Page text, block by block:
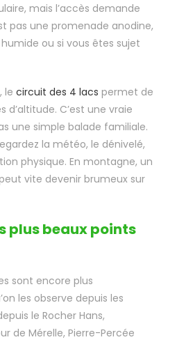
mais l’accès demande
pas une promenade anodine,
ou si vous êtes sujet
lecircuit des 4 lacs permet de
d’altitude. C’est une vraie
une simple balade familiale.
la météo, le dénivelé,
physique. En montagne, un
vite devenir brumeux sur
plus beaux points
sont encore plus
les observe depuis les
le Rocher Hans,
de Mérelle, Pierre-Percée